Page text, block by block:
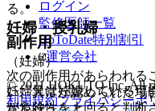
妊婦・授乳婦
（妊婦）
妊婦又は妊娠している可
が危険性を上回ると判断
る。
副作用
次の副作用があらわれる
い、異常が認められた場
ログイン
監修医師一覧
UpToDate特別割引
運営会社
© 2021 HOKUTO Inc. All
利用規約プライバシーポ